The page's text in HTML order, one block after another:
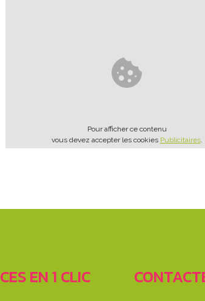
Pour afficher ce contenu
vous devez accepter les cookies Publicitaires.
EN 1 CLIC